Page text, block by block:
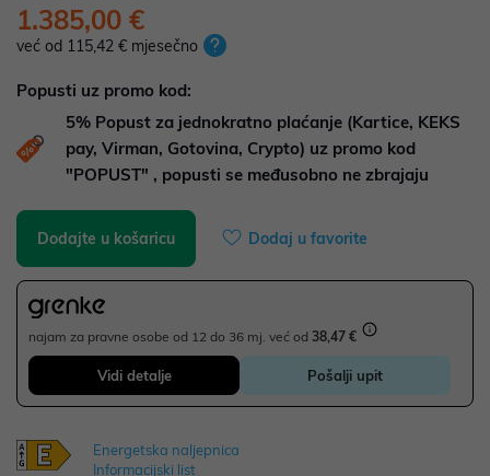
1.385,00 €
već od 115,42 € mjesečno
Popusti uz promo kod:
5% Popust za jednokratno plaćanje (Kartice, KEKS
pay, Virman, Gotovina, Crypto) uz promo kod
"POPUST" , popusti se međusobno ne zbrajaju
Dodajte u košaricu Dodaj u favorite
najam za pravne osobe od 12 do 36 mj. već od 38,47 €
Vidi detalje Pošalji upit
Energetska naljepnica
Informacijski list